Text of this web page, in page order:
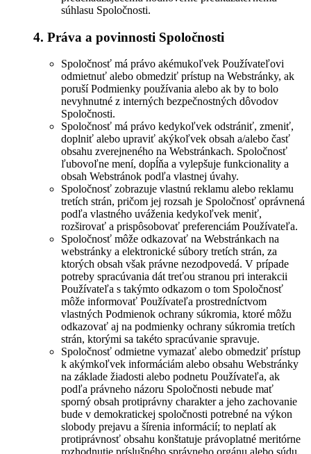
súhlasu Spoločnosti.
4. Práva a povinnosti Spoločnosti
Spoločnosť má právo akémukoľvek Používateľovi
odmietnuť alebo obmedziť prístup na Webstránky, ak
poruší Podmienky používania alebo ak by to bolo
nevyhnutné z interných bezpečnostných dôvodov
Spoločnosti.
Spoločnosť má právo kedykoľvek odstrániť, zmeniť,
doplniť alebo upraviť akýkoľvek obsah a/alebo časť
obsahu zverejneného na Webstránkach. Spoločnosť
ľubovoľne mení, dopĺňa a vylepšuje funkcionality a
obsah Webstránok podľa vlastnej úvahy.
Spoločnosť zobrazuje vlastnú reklamu alebo reklamu
tretích strán, pričom jej rozsah je Spoločnosť oprávnená
podľa vlastného uváženia kedykoľvek meniť,
rozširovať a prispôsobovať preferenciám Používateľa.
Spoločnosť môže odkazovať na Webstránkach na
webstránky a elektronické súbory tretích strán, za
ktorých obsah však právne nezodpovedá. V prípade
potreby spracúvania dát treťou stranou pri interakcii
Používateľa s takýmto odkazom o tom Spoločnosť
môže informovať Používateľa prostredníctvom
vlastných Podmienok ochrany súkromia, ktoré môžu
odkazovať aj na podmienky ochrany súkromia tretích
strán, ktorými sa takéto spracúvanie spravuje.
Spoločnosť odmietne vymazať alebo obmedziť prístup
k akýmkoľvek informáciám alebo obsahu Webstránky
na základe žiadosti alebo podnetu Používateľa, ak
podľa právneho názoru Spoločnosti nebude mať
sporný obsah protiprávny charakter a jeho zachovanie
bude v demokratickej spoločnosti potrebné na výkon
slobody prejavu a šírenia informácií; to neplatí ak
protiprávnosť obsahu konštatuje právoplatné meritórne